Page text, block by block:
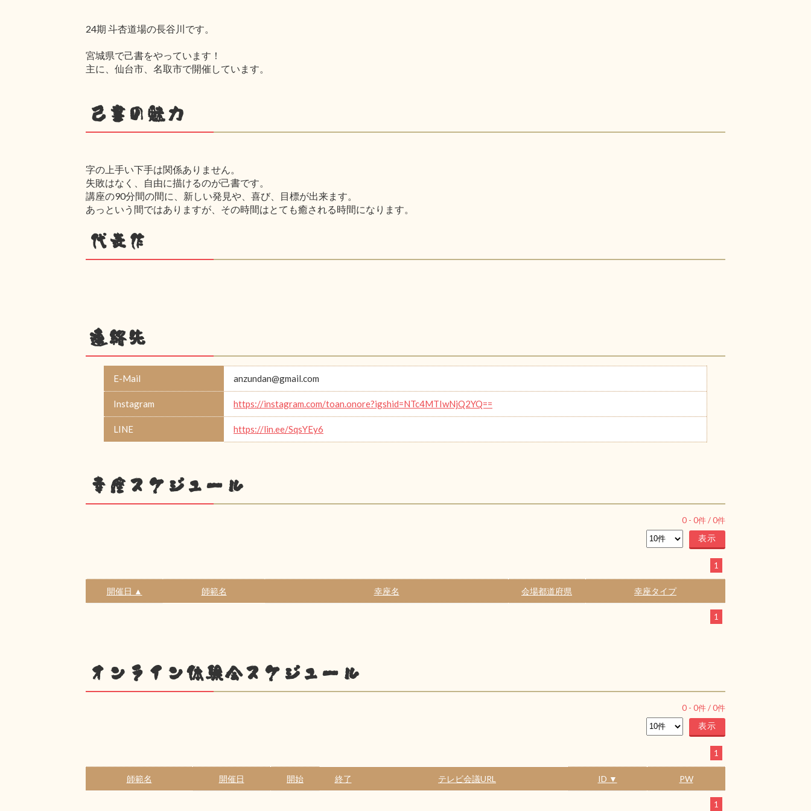
24期 斗杏道場の長谷川です。
宮城県で己書をやっています！
主に、仙台市、名取市で開催しています。
己書の魅力
字の上手い下手は関係ありません。
失敗はなく、自由に描けるのが己書です。
講座の90分間の間に、新しい発見や、喜び、目標が出来ます。
あっという間ではありますが、その時間はとても癒される時間になります。
代表作
連絡先
E-Mail anzundan@gmail.com
Instagram https://instagram.com/toan.onore?igshid=NTc4MTIwNjQ2YQ==
LINE https://lin.ee/SqsYEy6
幸座スケジュール
0 - 0件 /0件
1
開催日 ▲ 師範名 幸座名 会場都道府県 幸座タイプ
1
オンライン体験会スケジュール
0 - 0件 /0件
1
師範名 開催日 開始 終了 テレビ会議URL ID ▼ PW
1